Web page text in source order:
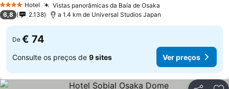
4 EstrelasHotel Vistas panorâmicas da Baía de Osaka
6,8 2.138 a 1.4 km de Universal Studios Japan
De € 74
Consulte os preços de 9 sites Ver preços